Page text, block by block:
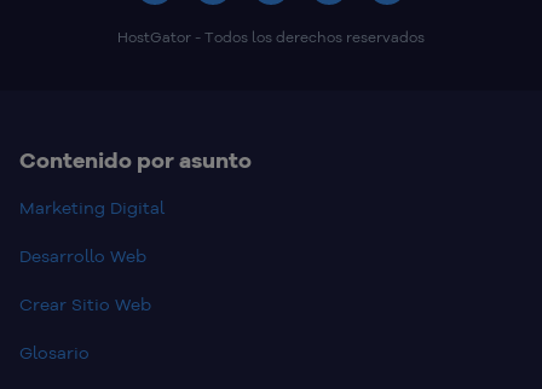
HostGator - Todos los derechos reservados
Contenido por asunto
Marketing Digital
Desarrollo Web
Crear Sitio Web
Glosario